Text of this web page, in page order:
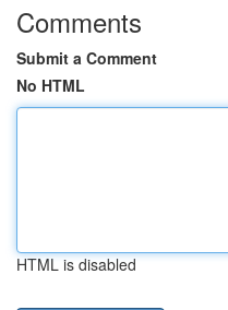
Comments
Submit a Comment
No HTML
HTML is disabled